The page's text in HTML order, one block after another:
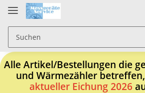
Alle Artikel/Bestellungen die
und Wärmezähler
aktueller Eichung 2026